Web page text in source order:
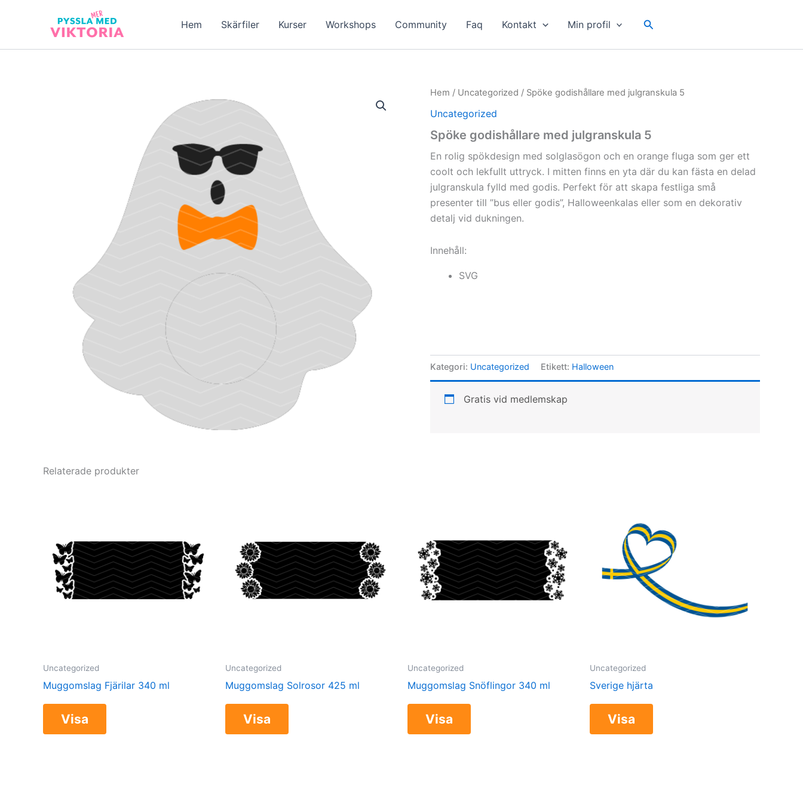
Hem Skärfiler Kurser Workshops Community Faq Kontakt Min profil Sök
Hem / Uncategorized / Spöke godishållare med julgranskula 5
Uncategorized
Spöke godishållare med julgranskula 5
En rolig spökdesign med solglasögon och en orange fluga som ger ett
coolt och lekfullt uttryck. I mitten finns en yta där du kan fästa en delad
julgranskula fylld med godis. Perfekt för att skapa festliga små
presenter till ”bus eller godis”, Halloweenkalas eller som en dekorativ
detalj vid dukningen.
Innehåll:
SVG
Kategori: Uncategorized Etikett: Halloween
Gratis vid medlemskap
Relaterade produkter
Uncategorized
Muggomslag Fjärilar 340 ml
Visa
Uncategorized
Muggomslag Solrosor 425 ml
Visa
Uncategorized
Muggomslag Snöflingor 340 ml
Visa
Uncategorized
Sverige hjärta
Visa